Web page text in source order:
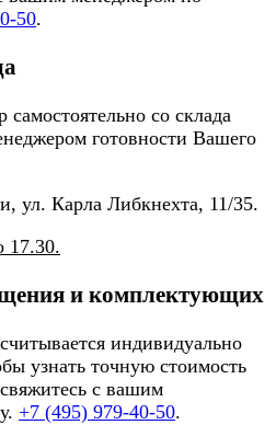
50.
со склада
готовности Вашего
ул. Карла Либкнехта, 11/35.
17.30.
и комплектующих
индивидуально
узнать точную стоимость
с вашим
+7 (495) 979-40-50.